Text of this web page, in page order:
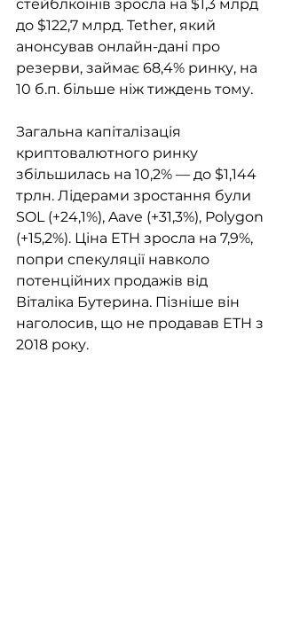
стейблкоїнів зросла на $1,3 млрд
до $122,7 млрд. Tether, який
анонсував онлайн-дані про
резерви, займає 68,4% ринку, на
10 б.п. більше ніж тиждень тому.
Загальна капіталізація
криптовалютного ринку
збільшилась на 10,2% — до $1,144
трлн. Лідерами зростання були
SOL (+24,1%), Aave (+31,3%), Polygon
(+15,2%). Ціна ETH зросла на 7,9%,
попри спекуляції навколо
потенційних продажів від
Віталіка Бутерина. Пізніше він
наголосив, що не продавав ETH з
2018 року.